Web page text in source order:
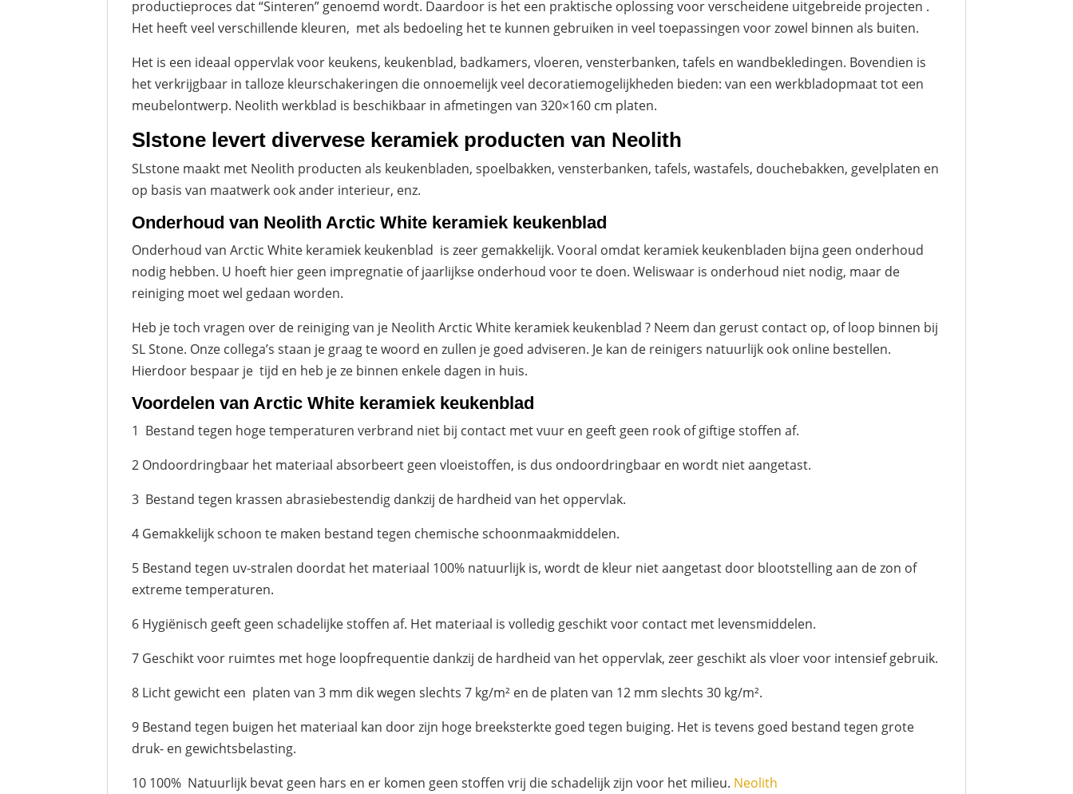
productieproces dat “Sinteren” genoemd wordt. Daardoor is het een praktische oplossing voor verscheidene uitgebreide projecten .
Het heeft veel verschillende kleuren, met als bedoeling het te kunnen gebruiken in veel toepassingen voor zowel binnen als buiten.
Het is een ideaal oppervlak voor keukens, keukenblad, badkamers, vloeren, vensterbanken, tafels en wandbekledingen. Bovendien is
het verkrijgbaar in talloze kleurschakeringen die onnoemelijk veel decoratiemogelijkheden bieden: van een werkbladopmaat tot een
meubelontwerp. Neolith werkblad is beschikbaar in afmetingen van 320×160 cm platen.
Slstone levert divervese keramiek producten van Neolith
SLstone maakt met Neolith producten als keukenbladen, spoelbakken, vensterbanken, tafels, wastafels, douchebakken, gevelplaten en
op basis van maatwerk ook ander interieur, enz.
Onderhoud van Neolith Arctic White keramiek keukenblad
Onderhoud van Arctic White keramiek keukenblad is zeer gemakkelijk. Vooral omdat keramiek keukenbladen bijna geen onderhoud
nodig hebben. U hoeft hier geen impregnatie of jaarlijkse onderhoud voor te doen. Weliswaar is onderhoud niet nodig, maar de
reiniging moet wel gedaan worden.
Heb je toch vragen over de reiniging van je Neolith Arctic White keramiek keukenblad ? Neem dan gerust contact op, of loop binnen bij
SL Stone. Onze collega’s staan je graag te woord en zullen je goed adviseren. Je kan de reinigers natuurlijk ook online bestellen.
Hierdoor bespaar je tijd en heb je ze binnen enkele dagen in huis.
Voordelen van Arctic White keramiek keukenblad
1 Bestand tegen hoge temperaturen verbrand niet bij contact met vuur en geeft geen rook of giftige stoffen af.
2 Ondoordringbaar het materiaal absorbeert geen vloeistoffen, is dus ondoordringbaar en wordt niet aangetast.
3 Bestand tegen krassen abrasiebestendig dankzij de hardheid van het oppervlak.
4 Gemakkelijk schoon te maken bestand tegen chemische schoonmaakmiddelen.
5 Bestand tegen uv-stralen doordat het materiaal 100% natuurlijk is, wordt de kleur niet aangetast door blootstelling aan de zon of
extreme temperaturen.
6 Hygiënisch geeft geen schadelijke stoffen af. Het materiaal is volledig geschikt voor contact met levensmiddelen.
7 Geschikt voor ruimtes met hoge loopfrequentie dankzij de hardheid van het oppervlak, zeer geschikt als vloer voor intensief gebruik.
8 Licht gewicht een platen van 3 mm dik wegen slechts 7 kg/m² en de platen van 12 mm slechts 30 kg/m².
9 Bestand tegen buigen het materiaal kan door zijn hoge breeksterkte goed tegen buiging. Het is tevens goed bestand tegen grote
druk- en gewichtsbelasting.
10 100% Natuurlijk bevat geen hars en er komen geen stoffen vrij die schadelijk zijn voor het milieu. Neolith